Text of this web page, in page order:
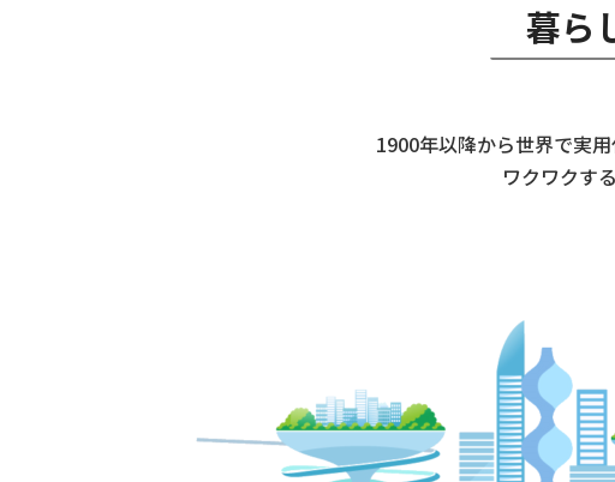
暮ら
1900年以降から世界で実
ワクワクす